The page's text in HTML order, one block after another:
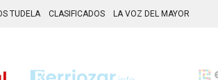
TUDELA CLASIFICADOS LA VOZ DEL MAYOR